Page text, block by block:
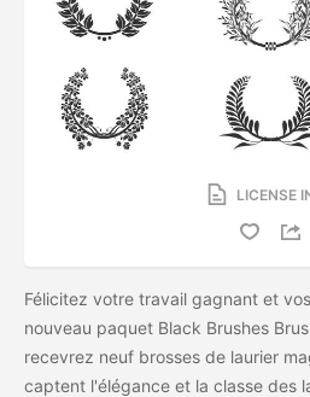
LICENSE
Félicitez votre travail gagnant et
nouveau paquet Black Brushes
recevrez neuf brosses de laurier
captent l'élégance et la classe des